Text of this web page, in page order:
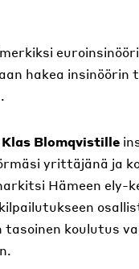
hakea insinöörin
Klas Blomqvistille
yrittäjänä ja
Hämeen ely-
tasoinen koulutus